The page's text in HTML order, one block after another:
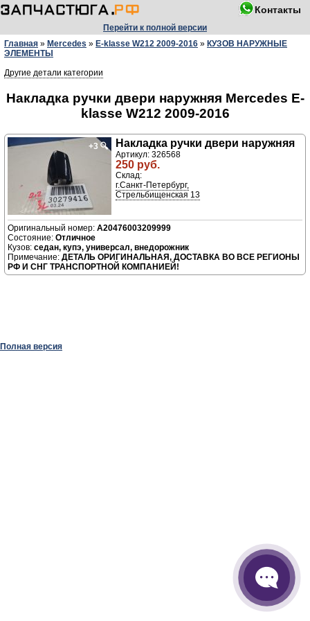
Контакты
Перейти к полной версии
Главная » Mercedes » E-klasse W212 2009-2016 » КУЗОВ НАРУЖНЫЕ
ЭЛЕМЕНТЫ
Другие детали категории
Накладка ручки двери наружняя Mercedes E-
klasse W212 2009-2016
+3 🔍 Накладка ручки двери наружняя
Артикул: 326568
250 руб.
Склад:
г.Санкт-Петербург,
Стрельбищенская 13
A20476003209999
Отличное
седан, купэ, универсал, внедорожник
ДЕТАЛЬ ОРИГИНАЛЬНАЯ, ДОСТАВКА ВО ВСЕ РЕГИОНЫ
РФ И СНГ ТРАНСПОРТНОЙ КОМПАНИЕЙ!
Полная версия